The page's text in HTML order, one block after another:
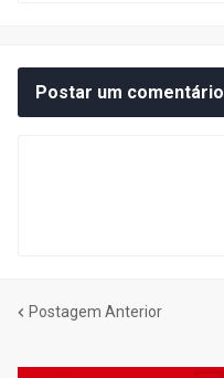
Postar um comentário
Postagem Anterior